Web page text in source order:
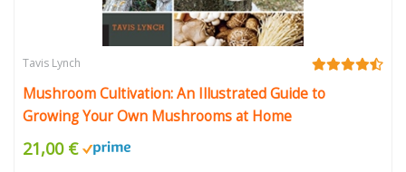
Tavis Lynch
Mushroom Cultivation: An Illustrated Guide to
Growing Your Own Mushrooms at Home
21,00 €